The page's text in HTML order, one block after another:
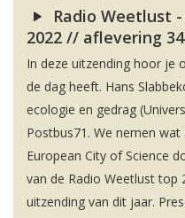
Radio Weetlust
2022 // aflevering
In deze uitzending hoor je
de dag heeft. Hans
ecologie en gedrag
Postbus71. We nemen
European City of Science
van de Radio Weetlust
uitzending van dit jaar.